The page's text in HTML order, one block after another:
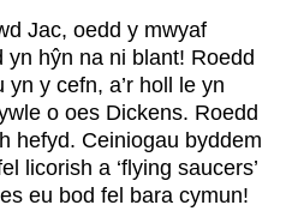
Jac, oedd y mwyaf
hŷn na ni blant! Roedd
y cefn, a’r holl le yn
o oes Dickens. Roedd
hefyd. Ceiniogau byddem
licorish a ‘flying saucers’
eu bod fel bara cymun!